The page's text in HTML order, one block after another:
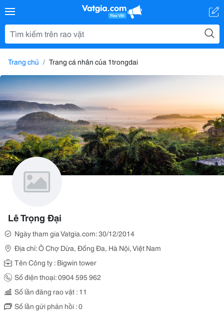
Trang chủ Trang cá nhân của 1trongdai
Lê Trọng Đại
Ngày tham gia Vatgia.com: 30/12/2014
Địa chỉ: Ô Chợ Dừa, Đống Đa, Hà Nội, Việt Nam
Tên Công ty : Bigwin tower
Số điện thoại: 0904 595 962
Số lần đăng rao vặt : 11
Số lần gửi phản hồi : 0